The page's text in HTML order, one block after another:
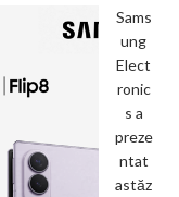
Sams
ung
Elect
ronic
s a
preze
ntat
astăz